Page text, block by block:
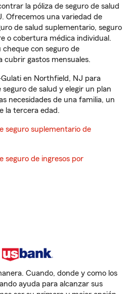
la póliza de seguro de salud
Ofrecemos una variedad de
de salud suplementario, seguro
o cobertura médica individual.
cheque con seguro de
cubrir gastos mensuales.
en Northfield, NJ para
de salud y elegir un plan
necesidades de una familia, un
la tercera edad.
seguro suplementario de
seguro de ingresos por
Cuando, donde y como los
ayuda para alcanzar sus